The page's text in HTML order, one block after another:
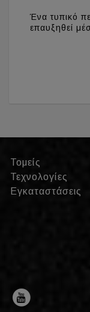
Ένα τυπικό
επαυξηθεί
Τομείς
Τεχνολογίες
Εγκαταστάσεις